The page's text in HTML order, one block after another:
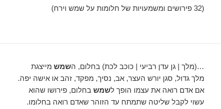
(32 פירושים ומשמעויות של חלומות על שמש וירח)
…(מלך | גן עדן רביעי | כוכב לכת) בחלום, השמש מייצגת
מלך גדול, סגן יורש העצר, אב, נסיך, מפקד, זהב או אישה יפה.
אם אדם רואה את עצמו הופך לשמש בחלום, פירושו שהוא
עשוי לקבל שליטה שתמתח עד הזוהר שאדם רואה בחלומו.